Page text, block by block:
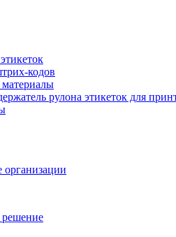
кодов
рулона этикеток для
решение